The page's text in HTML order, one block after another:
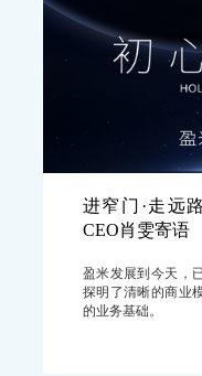
进窄门·走远
CEO肖雯寄语
盈米发展到今天，
探明了清晰的商业
的业务基础。